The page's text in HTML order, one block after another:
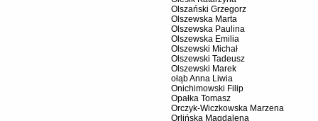
Olszański Grzegorz
Olszewska Marta
Olszewska Paulina
Olszewska Emilia
Olszewski Michał
Olszewski Tadeusz
Olszewski Marek
ołąb Anna Liwia
Onichimowski Filip
Opałka Tomasz
Orczyk-Wiczkowska Marzena
Orlińska Magdalena